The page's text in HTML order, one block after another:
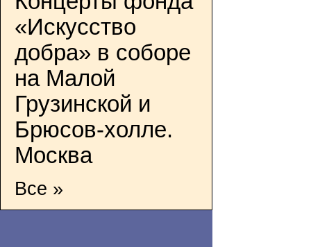
«Искусство
добра» в соборе
на Малой
Грузинской и
Брюсов-холле.
Москва
Все »